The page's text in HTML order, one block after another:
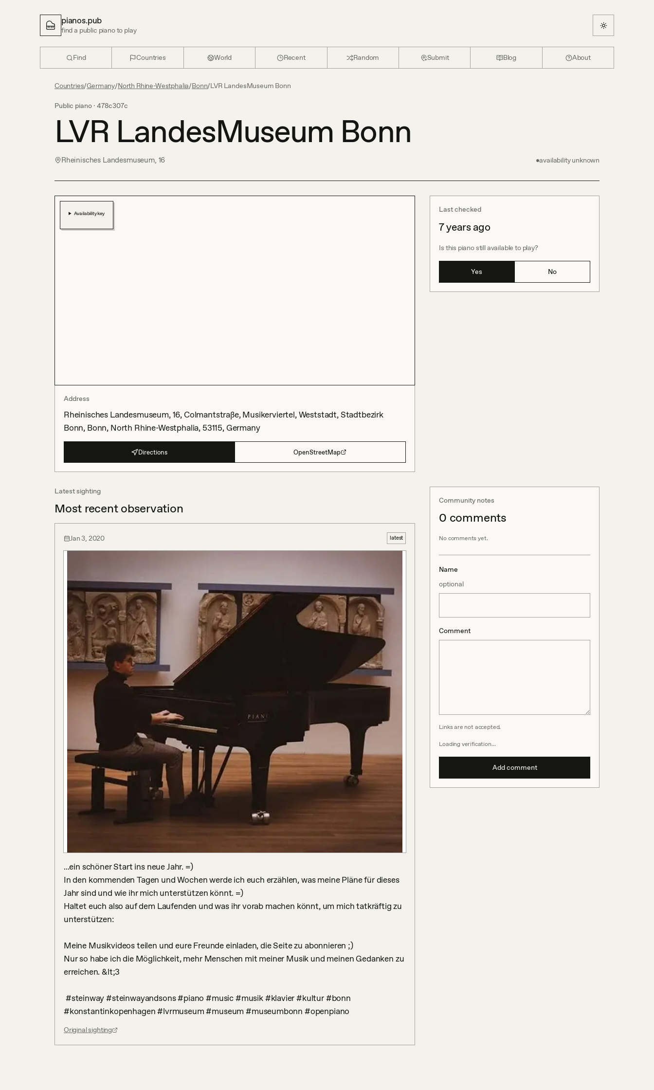
pianos.pub
find a public piano to play
Find Countries World Recent Random Submit Blog About
Countries/Germany/North Rhine-Westphalia/Bonn/LVR LandesMuseum Bonn
Public piano · 478c307c
LVR LandesMuseum Bonn
Rheinisches Landesmuseum, 16 availability unknown
Last checked
7 years ago
Is this piano still available to play?
Yes No
Availability key
Address
Rheinisches Landesmuseum, 16, Colmantstraße, Musikerviertel, Weststadt, Stadtbezirk
Bonn, Bonn, North Rhine-Westphalia, 53115, Germany
Directions OpenStreetMap
Latest sighting
Most recent observation
Jan 3, 2020 latest
...ein schöner Start ins neue Jahr. =)
In den kommenden Tagen und Wochen werde ich euch erzählen, was meine Pläne für dieses
Jahr sind und wie ihr mich unterstützen könnt. =)
Haltet euch also auf dem Laufenden und was ihr vorab machen könnt, um mich tatkräftig zu
unterstützen:
Meine Musikvideos teilen und eure Freunde einladen, die Seite zu abonnieren ;)
Nur so habe ich die Möglichkeit, mehr Menschen mit meiner Musik und meinen Gedanken zu
erreichen. &lt;3
#konstantinkopenhagen #lvrmuseum #museum #museumbonn #openpiano
Original sighting
Community notes
0 comments
No comments yet.
Name
optional
Comment
Links are not accepted.
Loading verification…
Add comment